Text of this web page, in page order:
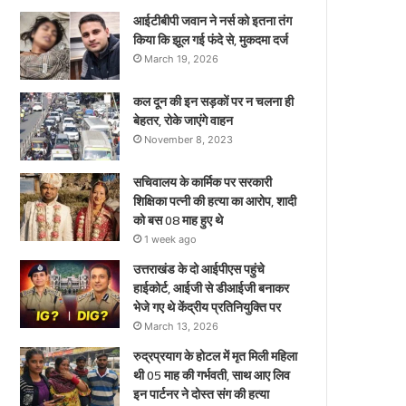
आईटीबीपी जवान ने नर्स को इतना तंग
किया कि झूल गई फंदे से, मुकदमा दर्ज
March 19, 2026
कल दून की इन सड़कों पर न चलना ही
बेहतर, रोके जाएंगे वाहन
November 8, 2023
सचिवालय के कार्मिक पर सरकारी
शिक्षिका पत्नी की हत्या का आरोप, शादी
को बस 08 माह हुए थे
1 week ago
उत्तराखंड के दो आईपीएस पहुंचे
हाईकोर्ट, आईजी से डीआईजी बनाकर
भेजे गए थे केंद्रीय प्रतिनियुक्ति पर
March 13, 2026
रुद्रप्रयाग के होटल में मृत मिली महिला
थी 05 माह की गर्भवती, साथ आए लिव
इन पार्टनर ने दोस्त संग की हत्या